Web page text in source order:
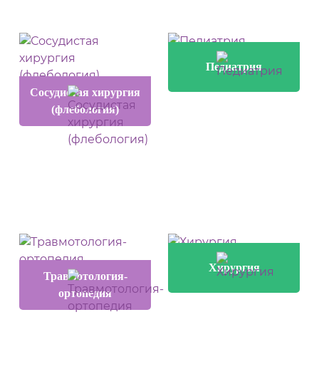
Сосудистая хирургия
(флебология)
Педиатрия
Травмотология-
ортопедия
Хирургия